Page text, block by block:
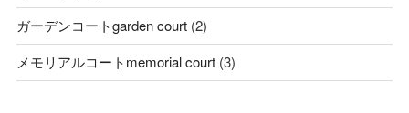
ガーデンコートgarden court(2)
メモリアルコートmemorial court(3)